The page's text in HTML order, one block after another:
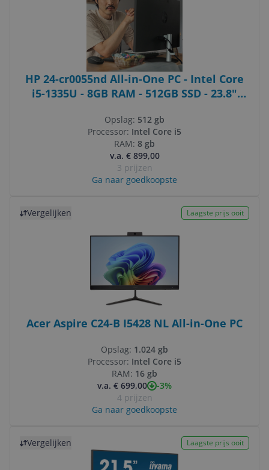
HP 24-cr0055nd All-in-One PC - Intel Core
i5-1335U - 8GB RAM - 512GB SSD - 23.8"
Opslag: 512 gb
Processor: Intel Core i5
RAM: 8 gb
v.a. € 899,00
3 prijzen
Ga naar goedkoopste
Vergelijken Laagste prijs ooit
Acer Aspire C24-B I5428 NL All-in-One PC
Opslag: 1.024 gb
Processor: Intel Core i5
RAM: 16 gb
v.a. € 699,00
-3%
4 prijzen
Ga naar goedkoopste
Vergelijken Laagste prijs ooit